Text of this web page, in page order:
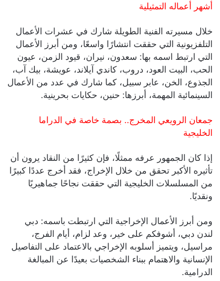
أشهر أعماله التمثيلية
خلال مسيرته الفنية الطويلة شارك في عشرات الأعمال
التلفزيونية التي حققت انتشارًا واسعًا، ومن أبرز الأعمال
التي ارتبط اسمه بها: سعدون، نيران، قيود الزمن، عيون
الحب، البيت العود، دروب، كاندي آيلاند، عويشة، بيك آب،
الجذوع، الخن، عابر سبيل، كما شارك في عدد من الأعمال
السينمائية المهمة، أبرزها: حنين، حكايات بحرينية.
جمعان الرويعي المخرج.. بصمة خاصة في الدراما
الخليجية
إذا كان الجمهور عرفه ممثلًا، فإن كثيرًا من النقاد يرون أن
تأثيره الأكبر تحقق من خلال الإخراج، فقد أخرج عددًا كبيرًا
من المسلسلات الخليجية التي حققت نجاحًا جماهيريًا
ونقديًا.
ومن أبرز الأعمال الإخراجية التي ارتبطت باسمه: دبي
لندن دبي، أشوفكم على خير، وعد لزام، أيام الفرج،
مراسيل، ويتميز أسلوبه الإخراجي بالاعتماد على التفاصيل
الإنسانية والاهتمام ببناء الشخصيات بعيدًا عن المبالغة
الدرامية.